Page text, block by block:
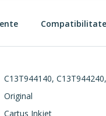
C13T944140,
Original
Cartus Inkjet
Compatibilitate